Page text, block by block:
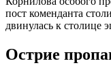
пост коменданта
двинулась к столице
Острие